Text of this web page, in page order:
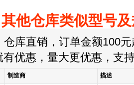
其他仓库类似型号
库直销，订单金额100元
优惠，量大更优惠，支
制造商 描述